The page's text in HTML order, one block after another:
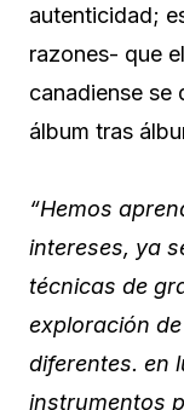
autenticidad;
razones- que
canadiense se
álbum tras
“Hemos
intereses, ya
técnicas de
exploración
diferentes. en
instrumentos